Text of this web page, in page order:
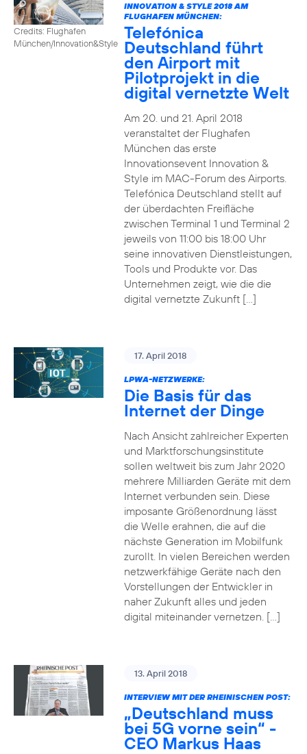
Credits: Flughafen
München/Innovation&Style
INNOVATION & STYLE 2018 AM
FLUGHAFEN MÜNCHEN:
Telefónica
Deutschland führt
den Airport mit
Pilotprojekt in die
digital vernetzte Welt
Am 20. und 21. April 2018
veranstaltet der Flughafen
München das erste
Innovationsevent Innovation &
Style im MAC-Forum des Airports.
Telefónica Deutschland stellt auf
der überdachten Freifläche
zwischen Terminal 1 und Terminal 2
jeweils von 11:00 bis 18:00 Uhr
seine innovativen Dienstleistungen,
Tools und Produkte vor. Das
Unternehmen zeigt, wie die die
digital vernetzte Zukunft […]
17. April 2018
LPWA-NETZWERKE:
Die Basis für das
Internet der Dinge
Nach Ansicht zahlreicher Experten
und Marktforschungsinstitute
sollen weltweit bis zum Jahr 2020
mehrere Milliarden Geräte mit dem
Internet verbunden sein. Diese
imposante Größenordnung lässt
die Welle erahnen, die auf die
nächste Generation im Mobilfunk
zurollt. In vielen Bereichen werden
netzwerkfähige Geräte nach den
Vorstellungen der Entwickler in
naher Zukunft alles und jeden
digital miteinander vernetzen. […]
13. April 2018
INTERVIEW MIT DER RHEINISCHEN POST:
„Deutschland muss
bei 5G vorne sein“ -
CEO Markus Haas